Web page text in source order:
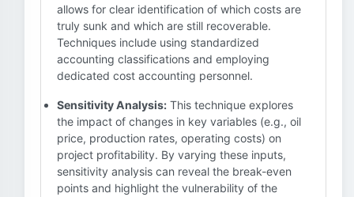
allows for clear identification of which costs are
truly sunk and which are still recoverable.
Techniques include using standardized
accounting classifications and employing
dedicated cost accounting personnel.
Sensitivity Analysis: This technique explores
the impact of changes in key variables (e.g., oil
price, production rates, operating costs) on
project profitability. By varying these inputs,
sensitivity analysis can reveal the break-even
points and highlight the vulnerability of the